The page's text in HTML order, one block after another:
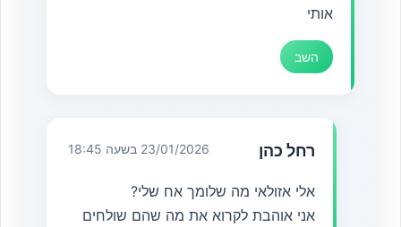
אותי
השב
רחל כהן 23/01/2026 בשעה 18:45
אלי אזולאי מה שלומך אח שלי?
אני אוהבת לקרוא את מה שהם שולחים